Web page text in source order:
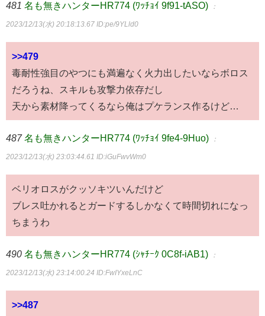
481 名も無きハンターHR774 (ﾜｯﾁｮｲ 9f91-tASO) ：
2023/12/13(水) 20:18:13.67 ID:pe/9YLld0
>>479
毒耐性強目のやつにも満遍なく火力出したいならボロス
だろうね、スキルも攻撃力依存だし
天から素材降ってくるなら俺はプケランス作るけど…
487 名も無きハンターHR774 (ﾜｯﾁｮｲ 9fe4-9Huo) ：
2023/12/13(水) 23:03:44.61 ID:iGuFwvWm0
ベリオロスがクッソキツいんだけど
ブレス吐かれるとガードするしかなくて時間切れになっ
ちまうわ
490 名も無きハンターHR774 (ｼｬﾁｰｸ 0C8f-iAB1) ：
2023/12/13(水) 23:14:00.24 ID:FwIYxeLnC
>>487